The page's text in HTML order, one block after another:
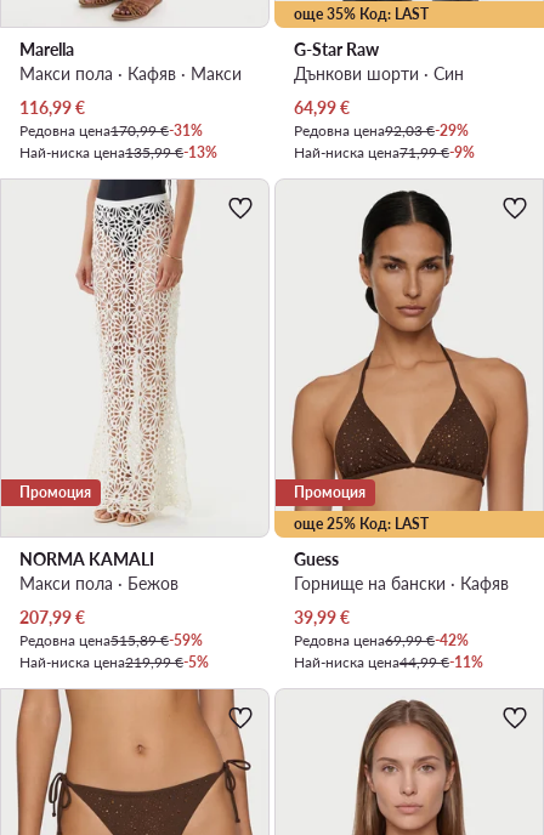
Marella
Макси пола · Кафяв · Макси
Актуална цена
116,99€
Редовна цена170,99 €-31%
Най-ниска цена135,99 €-13%
още 35% Код: LAST
G-Star Raw
Дънкови шорти · Син
Актуална цена
64,99€
Редовна цена92,03 €-29%
Най-ниска цена71,99 €-9%
Промоция
NORMA KAMALI
Макси пола · Бежов
Актуална цена
207,99€
Редовна цена515,89 €-59%
Най-ниска цена219,99 €-5%
още 25% Код: LAST
Промоция
Guess
Горнище на бански · Кафяв
Актуална цена
39,99€
Редовна цена69,99 €-42%
Най-ниска цена44,99 €-11%